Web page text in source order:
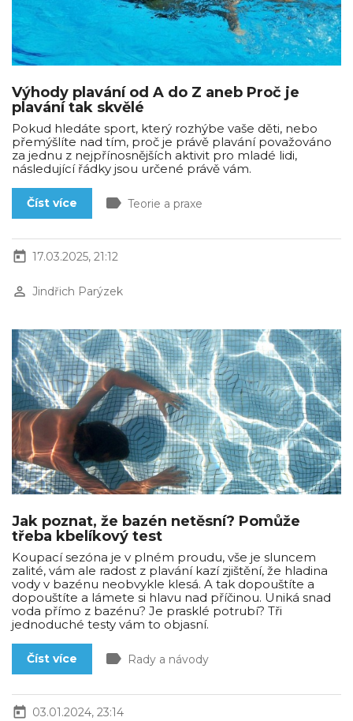
Výhody plavání od A do Z aneb Proč je
plavání tak skvělé
Pokud hledáte sport, který rozhýbe vaše děti, nebo
přemýšlíte nad tím, proč je právě plavání považováno
za jednu z nejpřínosnějších aktivit pro mladé lidi,
následující řádky jsou určené právě vám.
Číst více label Teorie a praxe
today 17.03.2025, 21:12
perm_identity Jindřich Parýzek
Jak poznat, že bazén netěsní? Pomůže
třeba kbelíkový test
Koupací sezóna je v plném proudu, vše je sluncem
zalité, vám ale radost z plavání kazí zjištění, že hladina
vody v bazénu neobvykle klesá. A tak dopouštíte a
dopouštíte a lámete si hlavu nad příčinou. Uniká snad
voda přímo z bazénu? Je prasklé potrubí? Tři
jednoduché testy vám to objasní.
Číst více label Rady a návody
today 03.01.2024, 23:14